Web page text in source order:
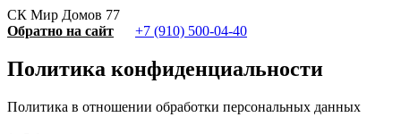
СК Мир Домов 77
Обратно на сайт
+7 (910) 500-04-40
Политика конфиденциальности
Политика в отношении обработки персональных данных